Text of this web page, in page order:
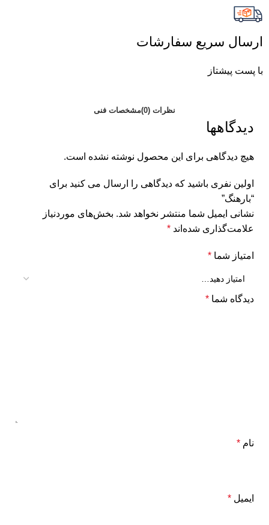
ارسال سریع سفارشات
با پست پیشتاز
نظرات (0) مشخصات فنی
دیدگاهها
هیچ دیدگاهی برای این محصول نوشته نشده است.
اولین نفری باشید که دیدگاهی را ارسال می کنید برای
“بارهنگ”
نشانی ایمیل شما منتشر نخواهد شد. بخش‌های موردنیاز
علامت‌گذاری شده‌اند *
امتیاز شما *
دیدگاه شما *
نام *
ایمیل *